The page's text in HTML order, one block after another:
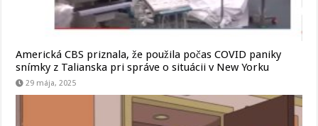
Americká CBS priznala, že použila počas COVID paniky
snímky z Talianska pri správe o situácii v New Yorku
29 mája, 2025